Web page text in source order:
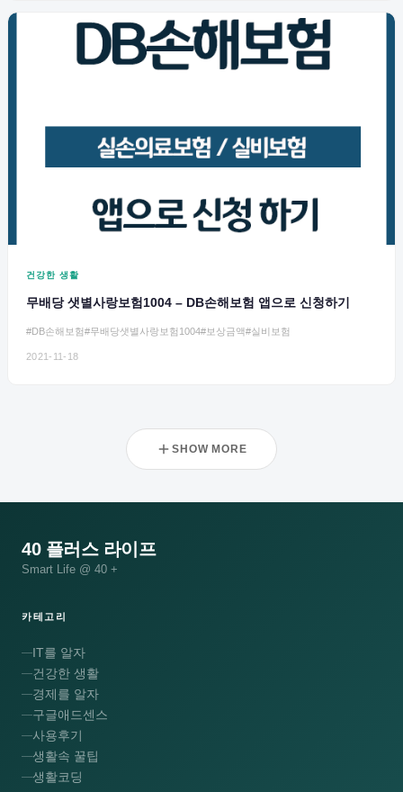
건강한 생활
무배당 샛별사랑보험1004 – DB손해보험 앱으로 신청하기
#DB손해보험#무배당샛별사랑보험1004#보상금액#실비보험
2021-11-18
SHOW MORE
40 플러스 라이프
Smart Life @ 40 +
카테고리
IT를 알자
건강한 생활
경제를 알자
구글애드센스
사용후기
생활속 꿀팁
생활코딩